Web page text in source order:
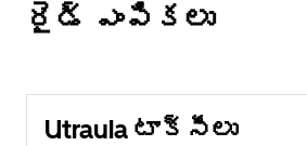
రైడ్ ఎంపికలు
Utraula టాక్సీలు